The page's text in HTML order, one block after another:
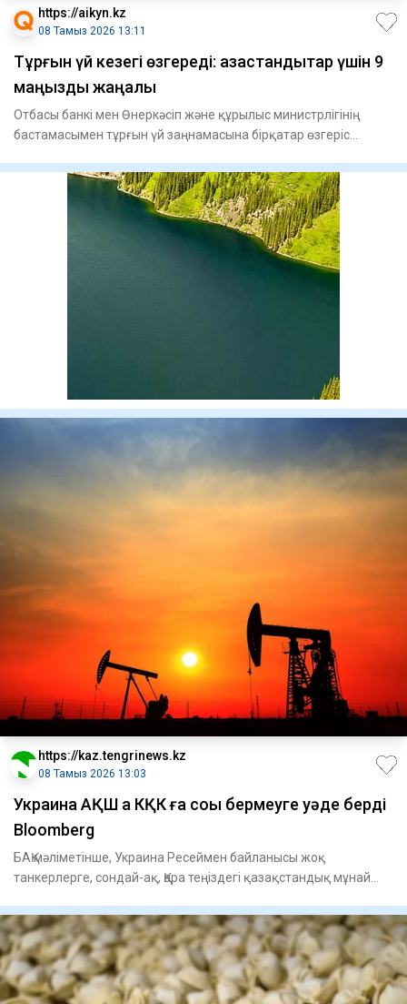
https://aikyn.kz
08 Тамыз 2026 13:11
Тұрғын үй кезегі өзгереді: қазақстандықтар үшін 9
маңызды жаңалық
Отбасы банкі мен Өнеркәсіп және құрылыс министрлігінің
бастамасымен тұрғын үй заңнамасына бірқатар өзгеріс
https://kaz.tengrinews.kz
08 Тамыз 2026 13:03
Украина АҚШ қа КҚК ға соққы бермеуге уәде берді
Bloomberg
БАҚ мәліметінше, Украина Ресеймен байланысы жоқ
танкерлерге, сондай-ақ, Қара теңіздегі қазақстандық мұнай